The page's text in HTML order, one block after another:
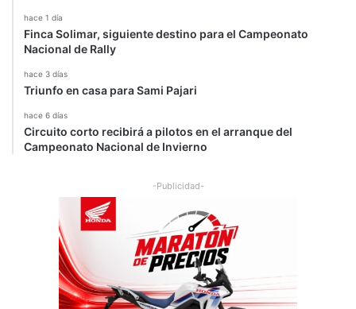
hace 1 día
Finca Solimar, siguiente destino para el Campeonato
Nacional de Rally
hace 3 días
Triunfo en casa para Sami Pajari
hace 6 días
Circuito corto recibirá a pilotos en el arranque del
Campeonato Nacional de Invierno
-Publicidad-